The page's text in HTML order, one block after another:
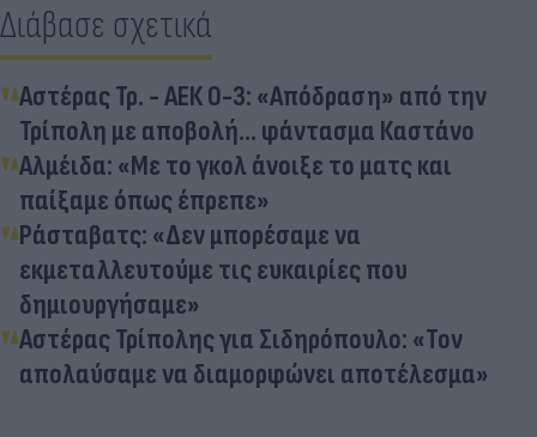
Διάβασε σχετικά
Αστέρας Τρ. - ΑΕΚ 0-3: «Απόδραση» από την
Τρίπολη με αποβολή... φάντασμα Καστάνο
Αλμέιδα: «Με το γκολ άνοιξε το ματς και
παίξαμε όπως έπρεπε»
Ράσταβατς: «Δεν μπορέσαμε να
εκμεταλλευτούμε τις ευκαιρίες που
δημιουργήσαμε»
Αστέρας Τρίπολης για Σιδηρόπουλο: «Τον
απολαύσαμε να διαμορφώνει αποτέλεσμα»